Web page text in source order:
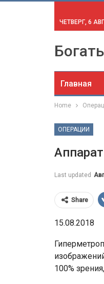
ЧЕТВЕРГ, 6
Главная
Home
ОПЕРАЦИИ
Last updated
Share
15.08.2018
100%